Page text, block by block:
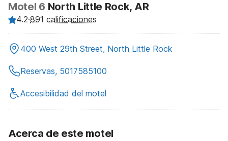
Motel 6 North Little Rock, AR
4.2·891 calificaciones
400 West 29th Street, North Little Rock
Reservas, 5017585100
Accesibilidad del motel
Acerca de este motel